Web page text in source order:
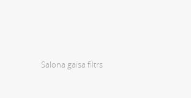
Salona gaisa filtrs